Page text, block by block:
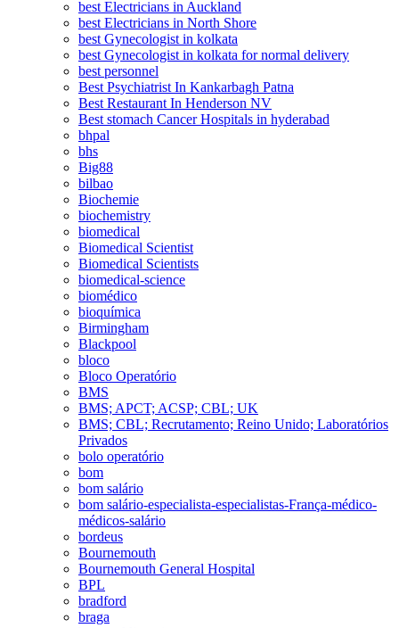
best Electricians in Auckland
best Electricians in North Shore
best Gynecologist in kolkata
best Gynecologist in kolkata for normal delivery
best personnel
Best Psychiatrist In Kankarbagh Patna
Best Restaurant In Henderson NV
Best stomach Cancer Hospitals in hyderabad
bhpal
bhs
Big88
bilbao
Biochemie
biochemistry
biomedical
Biomedical Scientist
Biomedical Scientists
biomedical-science
biomédico
bioquímica
Birmingham
Blackpool
bloco
Bloco Operatório
BMS
BMS; APCT; ACSP; CBL; UK
BMS; CBL; Recrutamento; Reino Unido; Laboratórios
Privados
bolo operatório
bom
bom salário
bom salário-especialista-especialistas-França-médico-
médicos-salário
bordeus
Bournemouth
Bournemouth General Hospital
BPL
bradford
braga